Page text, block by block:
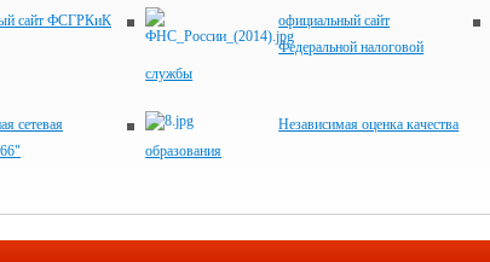
сайт ФСГРКиК
официальный сайт
Федеральной налоговой
службы
сетевая
Независимая оценка качества
образования